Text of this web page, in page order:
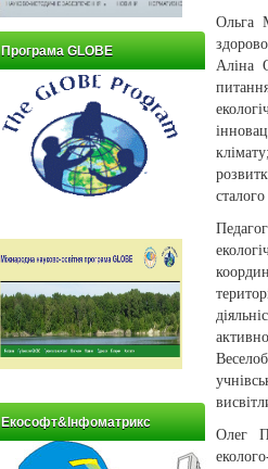
Програма GLOBE
Екософт&Інфоматрикс
Ольга
Аліна
Олег